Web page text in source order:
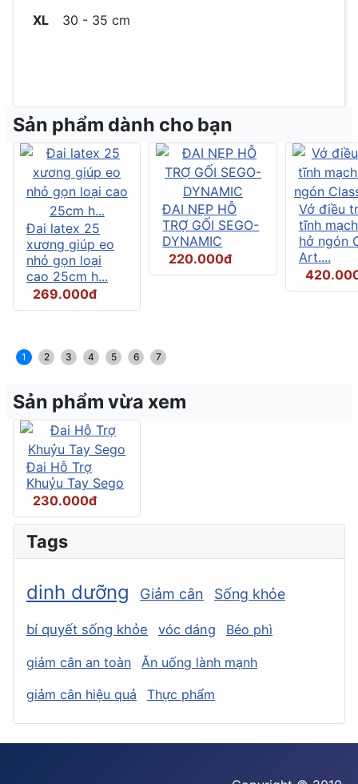
XL 30 - 35 cm
Sản phẩm dành cho bạn
Đai latex 25
xương giúp eo
nhỏ gọn loại
cao 25cm h...
269.000đ
ĐAI NẸP HỖ
TRỢ GỐI SEGO-
DYNAMIC
220.000đ
Vớ điều
tĩnh
hở ngón
Art....
1 2 3 4 5 6 7
Sản phẩm vừa xem
Đai Hỗ Trợ
Khuỷu Tay Sego
230.000đ
Tags
dinh dưỡng Giảm cân Sống khỏe
bí quyết sống khỏe vóc dáng Béo phì
giảm cân an toàn
Ăn uống lành mạnh
giảm cân hiệu quả
Thực phẩm